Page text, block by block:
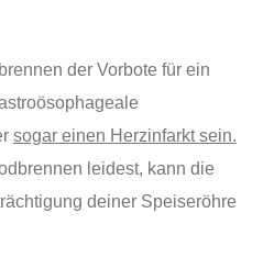
der Vorbote für ein
sogar einen Herzinfarkt sein.
leidest, kann die
deiner Speiseröhre